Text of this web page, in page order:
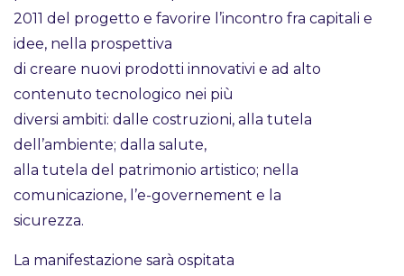
2011 del progetto e favorire l’incontro fra capitali e
idee, nella prospettiva
di creare nuovi prodotti innovativi e ad alto
contenuto tecnologico nei più
diversi ambiti: dalle costruzioni, alla tutela
dell’ambiente; dalla salute,
alla tutela del patrimonio artistico; nella
comunicazione, l’e-governement e la
sicurezza.
La manifestazione sarà ospitata